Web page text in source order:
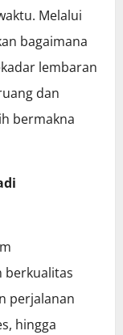
Melalui
bagaimana
lembaran
dan
bermakna
berkualitas
perjalanan
hingga